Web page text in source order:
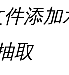
添加
取